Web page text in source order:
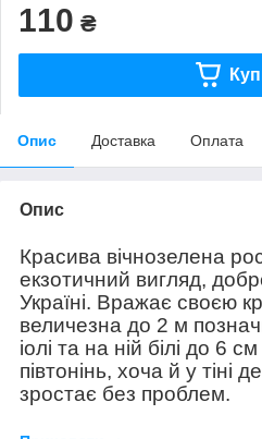
110 ₴
Опис Доставка Оплата
Опис
Красива вічнозелена
екзотичний вигляд,
Україні. Вражає своєю
величезна до 2 м
іолі та на ній білі до 6
півтонінь, хоча й у тіні
зростає без проблем.